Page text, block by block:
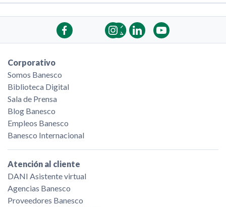
Corporativo
Somos Banesco
Biblioteca Digital
Sala de Prensa
Blog Banesco
Empleos Banesco
Banesco Internacional
Atención al cliente
DANI Asistente virtual
Agencias Banesco
Proveedores Banesco